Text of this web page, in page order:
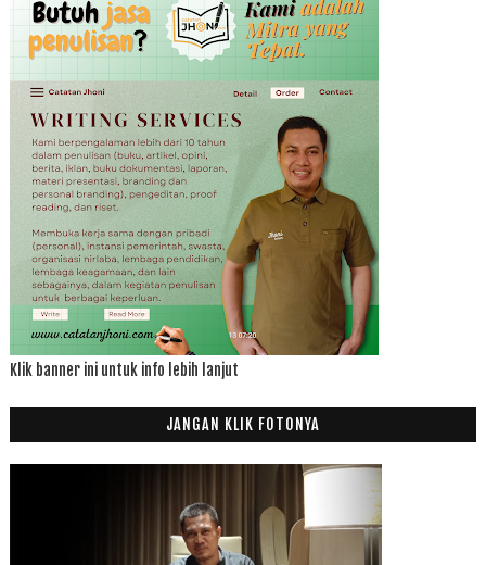
Klik banner ini untuk info lebih lanjut
JANGAN KLIK FOTONYA